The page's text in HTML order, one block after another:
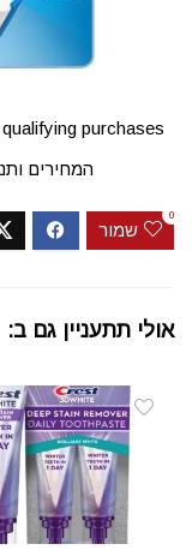
purchases.
המחירים
שמור
0
אולי תתעניין גם ב: